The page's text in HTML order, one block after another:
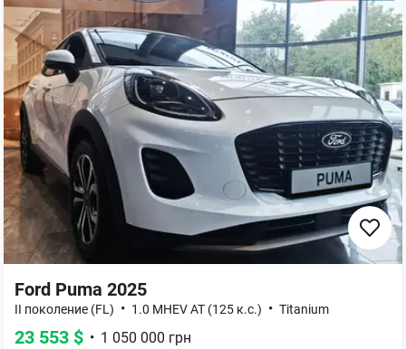
Ford Puma 2025
II поколение (FL) • 1.0 MHEV AT (125 к.с.) • Titanium
23 553 $ • 1 050 000 грн